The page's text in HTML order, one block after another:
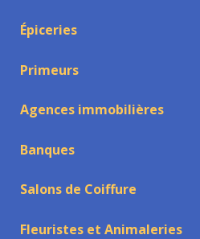
Épiceries
Primeurs
Agences immobilières
Banques
Salons de Coiffure
Fleuristes et Animaleries